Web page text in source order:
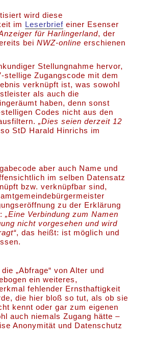
wird diese
im Leserbrief einer Esenser
für Harlingerland, der
beiNWZ-online erschienen
Stellungnahme hervor,
stellige Zugangscode mit dem
verknüpft ist, was sowohl
als auch die
haben, denn sonst
Codes nicht aus den
„Dies seien derzeit 12
StD Harald Hinrichs im
aber auch Name und
im selben Datensatz
bzw. verknüpfbar sind,
zu der Erklärung
„Eine Verbindung zum Namen
nicht vorgesehen und wird
, das heißt: ist möglich und
„Abfrage“ von Alter und
ein weiteres,
fehlender Ernsthaftigkeit
die hier bloß so tut, als ob sie
kennt oder gar zum eigenen
auch niemals Zugang hätte –
Anonymität und Datenschutz